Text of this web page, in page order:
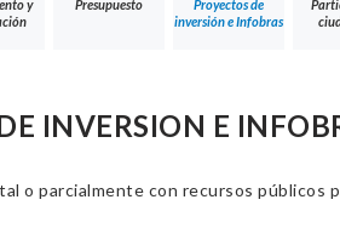
y
Presupuesto
Proyectos de
inversión e Infobras
INVERSION E
o parcialmente con recursos públicos